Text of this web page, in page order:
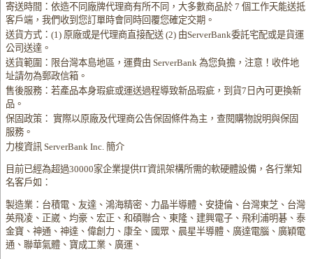
寄送時間：依造不同廠牌代理商有所不同，大多數商品於 7 個工作天能送抵
客戶端，我們收到您訂單時會同時回覆您確定交期。
送貨方式：(1) 原廠或是代理商直接配送 (2) 由ServerBank委託宅配或是貨運
公司送達。
送貨範圍：限台灣本島地區，運費由 ServerBank 為您負擔，注意！收件地
址請勿為郵政信箱。
售後服務：若產品本身瑕疵或運送過程導致新品瑕疵，到貨7日內可更換新
品。
保固政策： 實際以原廠及代理商公告保固條件為主，查閱購物說明與保固
服務。
力梭資訊 ServerBank Inc. 簡介
目前已經為超過30000家企業提供IT資訊架構所需的軟硬體設備，各行業知
名客戶如：
製造業：台積電、友達、鴻海精密、力晶半導體、安捷倫、台灣東芝、台灣
英飛凌、正崴、均豪、宏正、和碩聯合、東隆、建興電子、飛利浦明碁、泰
金寶、神通、神達、偉創力、康全、國眾、晨星半導體、廣達電腦、廣穎電
通、聯華氣體、寶成工業、廣運、